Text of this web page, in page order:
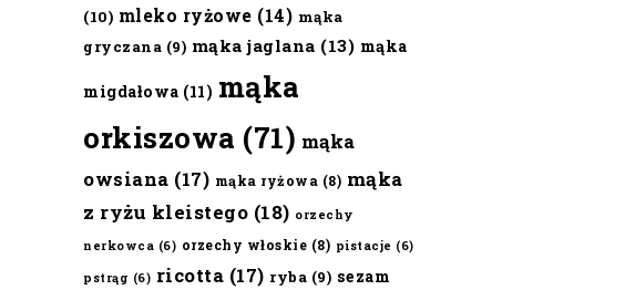
(10) mleko ryżowe (14) mąka
gryczana (9) mąka jaglana (13) mąka
migdałowa (11) mąka
orkiszowa (71) mąka
owsiana (17) mąka ryżowa (8) mąka
z ryżu kleistego (18) orzechy
nerkowca (6) orzechy włoskie (8) pistacje (6)
pstrąg (6) ricotta (17) ryba (9) sezam